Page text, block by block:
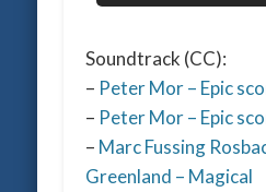
Soundtrack (CC):
– Peter Mor – Epic
– Peter Mor – Epic
– Marc Fussing
Greenland – Magical